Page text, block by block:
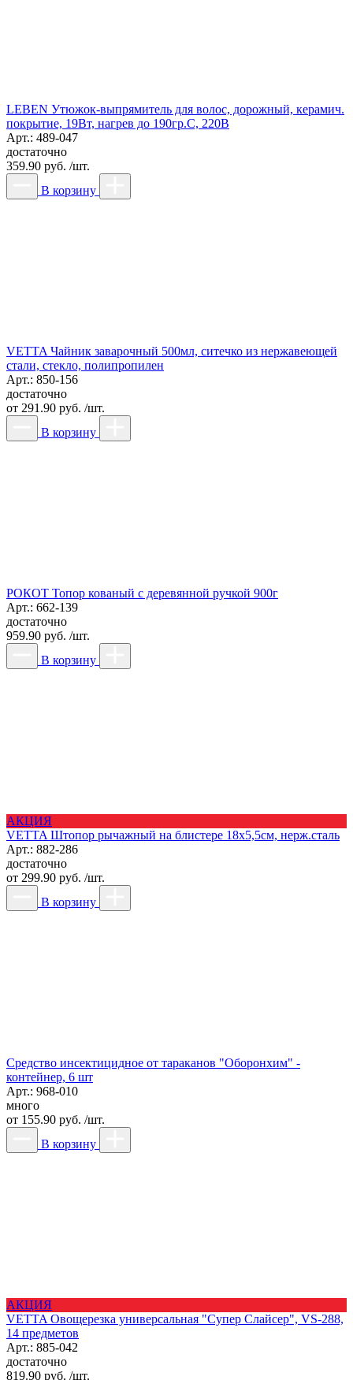
LEBEN Утюжок-выпрямитель для волос, дорожный, керамич.
покрытие, 19Вт, нагрев до 190гр.С, 220В
Арт.: 489-047
достаточно
359.90 руб. /шт.
В корзину
VETTA Чайник заварочный 500мл, ситечко из нержавеющей
стали, стекло, полипропилен
Арт.: 850-156
достаточно
от 291.90 руб. /шт.
В корзину
РОКОТ Топор кованый с деревянной ручкой 900г
Арт.: 662-139
достаточно
959.90 руб. /шт.
В корзину
АКЦИЯ
VETTA Штопор рычажный на блистере 18х5,5см, нерж.сталь
Арт.: 882-286
достаточно
от 299.90 руб. /шт.
В корзину
Средство инсектицидное от тараканов "Оборонхим" -
контейнер, 6 шт
Арт.: 968-010
много
от 155.90 руб. /шт.
В корзину
АКЦИЯ
VETTA Овощерезка универсальная "Супер Слайсер", VS-288,
14 предметов
Арт.: 885-042
достаточно
819.90 руб. /шт.